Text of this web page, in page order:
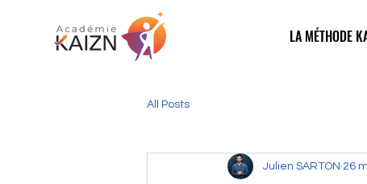
LA MÉTHODE
All Posts
Julien SARTON 26